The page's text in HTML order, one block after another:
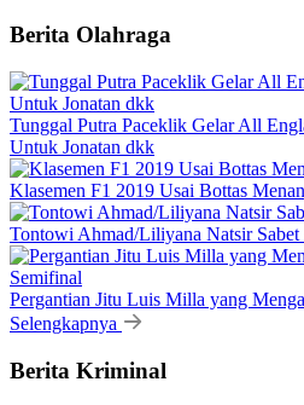
Berita Olahraga
Tunggal Putra Paceklik Gelar All
Untuk Jonatan dkk
Klasemen F1 2019 Usai Bottas
Tontowi Ahmad/Liliyana Natsir Sabet
Pergantian Jitu Luis Milla yang
Selengkapnya
Berita Kriminal